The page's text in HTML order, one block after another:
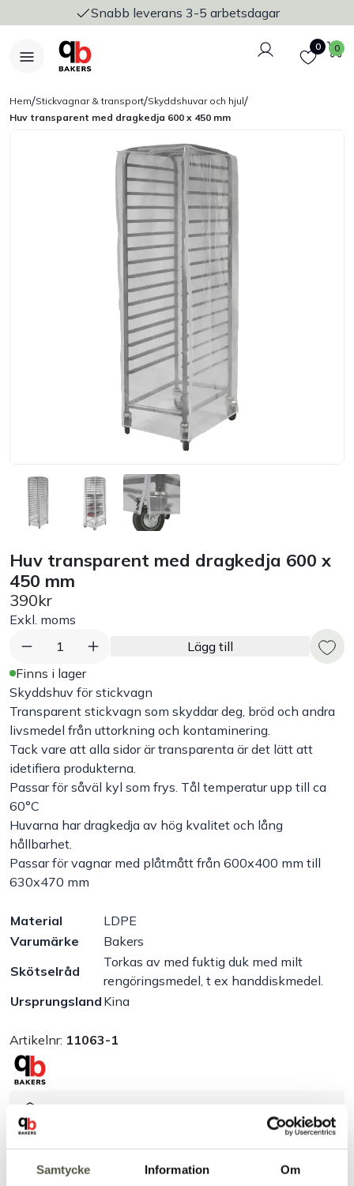
Samtycke Information Om
Snabb leverans 3-5 arbetsdagar
Logga in
Favoriter
0 0
Bageriplåtar & bakformar
Stickvagnar & transport
Råvaruhantering & lagring
Exponering & servering
Städutrustning
Arbetskläder
Plåtbyte
Monin
Handla efter bransch
Varumärken
Outlet
Kundtjänst
Hem/Stickvagnar & transport/Skyddshuvar och hjul/
Huv transparent med dragkedja 600 x 450 mm
Huv transparent med dragkedja 600 x
450 mm
390kr
Exkl. moms
1
Lägg till
Finns i lager
Skyddshuv för stickvagn
Transparent stickvagn som skyddar deg, bröd och andra
livsmedel från uttorkning och kontaminering.
Tack vare att alla sidor är transparenta är det lätt att
idetifiera produkterna.
Passar för såväl kyl som frys. Tål temperatur upp till ca
60°C
Huvarna har dragkedja av hög kvalitet och lång
hållbarhet.
Passar för vagnar med plåtmått från 600x400 mm till
630x470 mm
Material
LDPE
Varumärke
Bakers
Skötselråd
Torkas av med fuktig duk med milt
rengöringsmedel, t ex handdiskmedel.
Ursprungsland Kina
Artikelnr: 11063-1
Brett sortiment
Produktbeskrivning